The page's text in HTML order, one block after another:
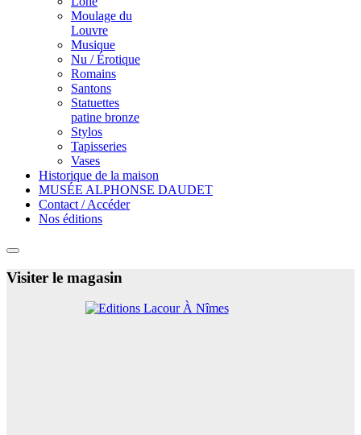
Moulage du
Louvre
Musique
Nu / Érotique
Romains
Santons
Statuettes
patine bronze
Stylos
Tapisseries
Vases
Historique de la maison
MUSÉE ALPHONSE DAUDET
Contact / Accéder
Nos éditions
Visiter le magasin